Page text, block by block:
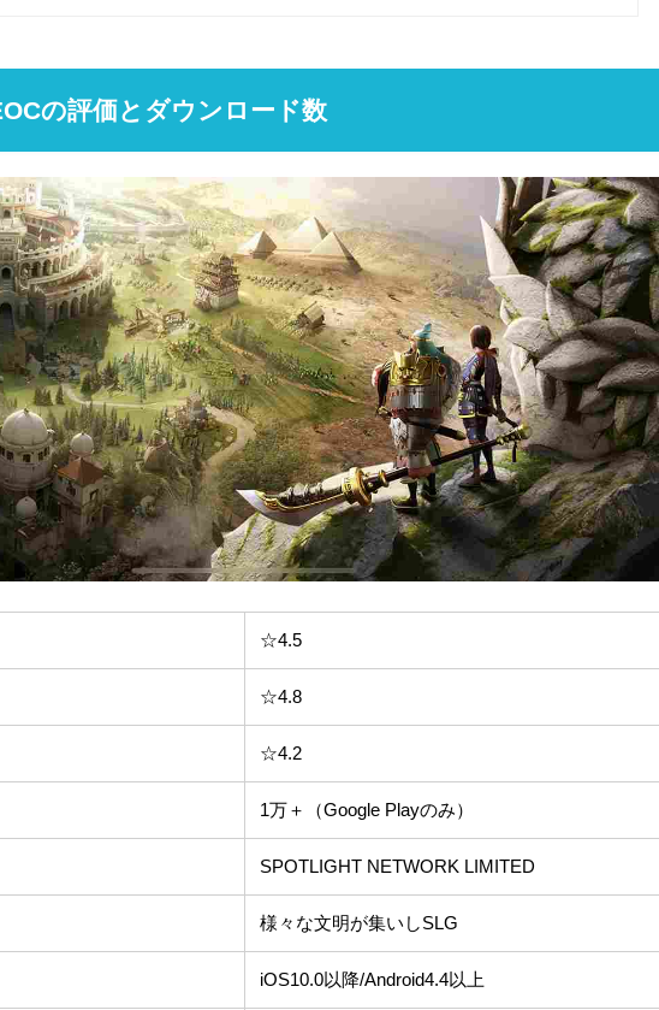
の評価とダウンロード数
☆4.5
☆4.8
☆4.2
1万＋（Google Playのみ）
SPOTLIGHT NETWORK LIMITED
様々な文明が集いしSLG
iOS10.0以降/Android4.4以上